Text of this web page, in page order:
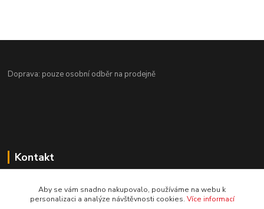
Doprava: pouze osobní odběr na prodejně
Kontakt
Aby se vám snadno nakupovalo, používáme na webu k
personalizaci a analýze návštěvnosti cookies. Více informací